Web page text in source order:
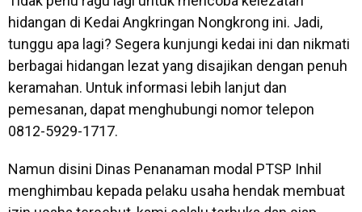
hidangan di Kedai Angkringan Nongkrong ini. Jadi,
tunggu apa lagi? Segera kunjungi kedai ini dan nikmati
berbagai hidangan lezat yang disajikan dengan penuh
keramahan. Untuk informasi lebih lanjut dan
pemesanan, dapat menghubungi nomor telepon
0812-5929-1717.
Namun disini Dinas Penanaman modal PTSP Inhil
menghimbau kepada pelaku usaha hendak membuat